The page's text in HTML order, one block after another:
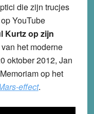
die zijn trucjes
YouTube
Kurtzop zijn
het moderne
oktober 2012, Jan
op het
effect.